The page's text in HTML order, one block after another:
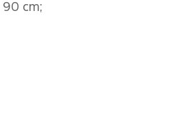
90 cm;